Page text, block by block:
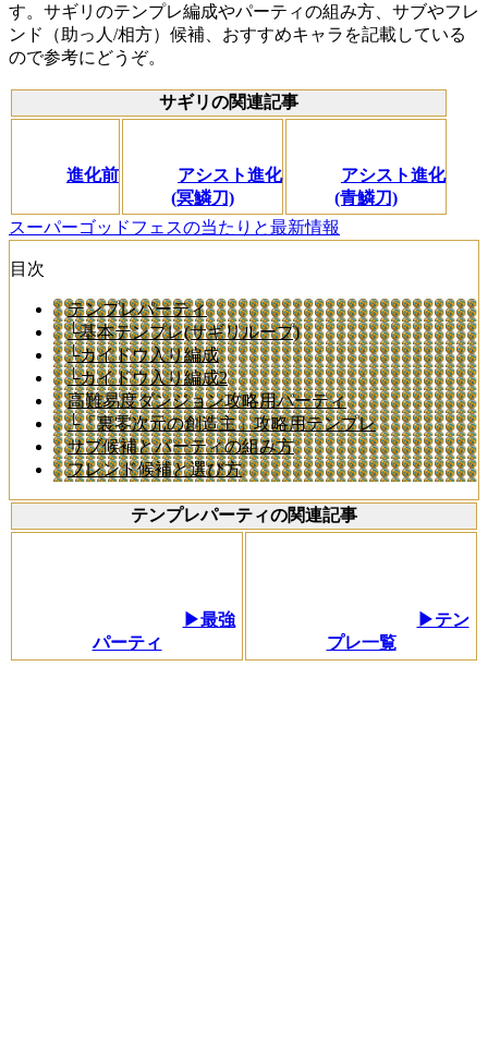
す。サギリのテンプレ編成やパーティの組み方、サブやフレ
ンド（助っ人/相方）候補、おすすめキャラを記載している
ので参考にどうぞ。
サギリの関連記事
進化前
アシスト進化
(冥鱗刀)
アシスト進化
(青鱗刀)
スーパーゴッドフェスの当たりと最新情報
目次
テンプレパーティ
└基本テンプレ(サギリループ)
└カイドウ入り編成
└カイドウ入り編成2
高難易度ダンジョン攻略用パーティ
└「裏零次元の創造主」攻略用テンプレ
サブ候補とパーティの組み方
フレンド候補と選び方
テンプレパーティの関連記事
▶最強
パーティ
▶テン
プレ一覧